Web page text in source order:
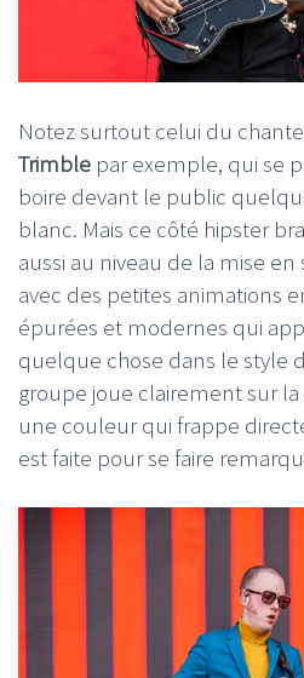
Notez surtout celui du
Trimble par exemple, qui se
boire devant le public
blanc. Mais ce côté hipster
aussi au niveau de la mise
avec des petites animations
épurées et modernes qui
quelque chose dans le style
groupe joue clairement sur
une couleur qui frappe
est faite pour se faire